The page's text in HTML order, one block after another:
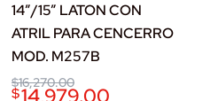
14”/15” LATON CON
ATRIL PARA CENCERRO
MOD. M257B
$16,270.00
Original
price
$
Current
price